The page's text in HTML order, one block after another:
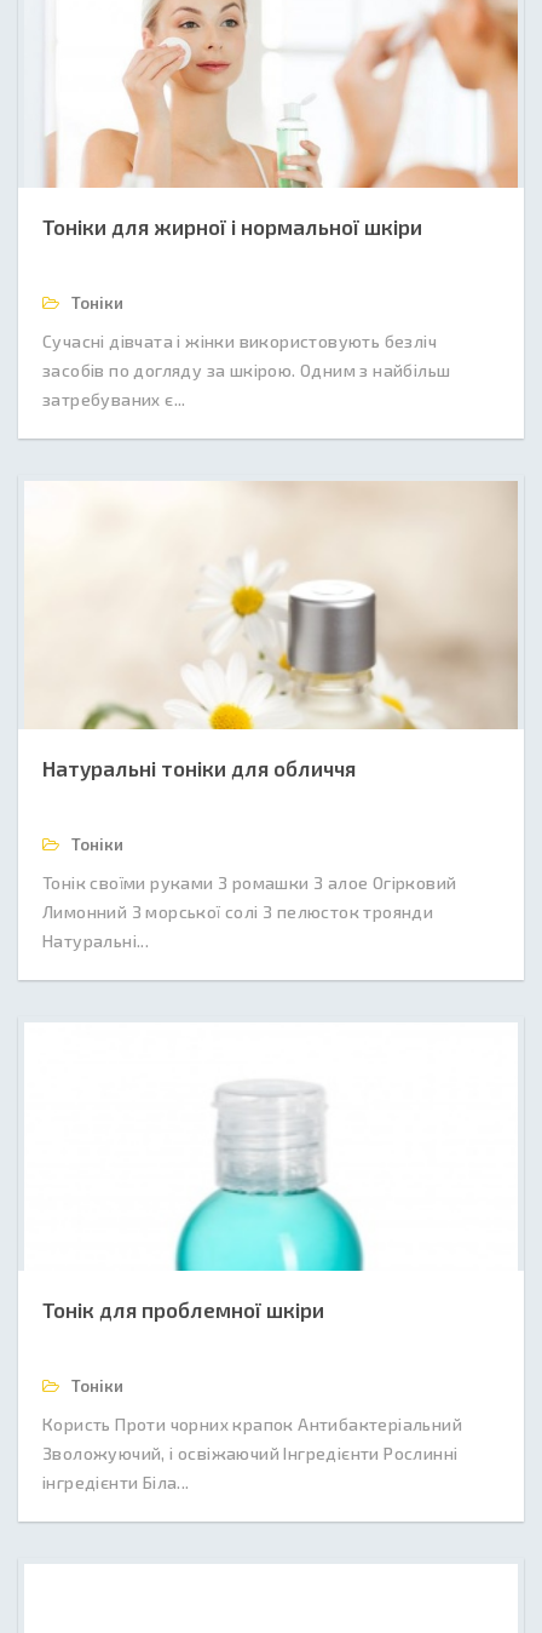
Тоніки для жирної і нормальної шкіри
Тоніки
Сучасні дівчата і жінки використовують безліч
засобів по догляду за шкірою. Одним з найбільш
затребуваних є...
Натуральні тоніки для обличчя
Тоніки
Тонік своїми руками З ромашки З алое Огірковий
Лимонний З морської солі З пелюсток троянди
Натуральні...
Тонік для проблемної шкіри
Тоніки
Користь Проти чорних крапок Антибактеріальний
Зволожуючий, і освіжаючий Інгредієнти Рослинні
інгредієнти Біла...